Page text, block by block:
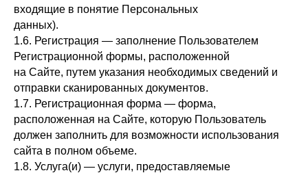
входящие в понятие Персональных
данных).
1.6. Регистрация — заполнение Пользователем
Регистрационной формы, расположенной
на Сайте, путем указания необходимых сведений и
отправки сканированных документов.
1.7. Регистрационная форма — форма,
расположенная на Сайте, которую Пользователь
должен заполнить для возможности использования
сайта в полном объеме.
1.8. Услуга(и) — услуги, предоставляемые